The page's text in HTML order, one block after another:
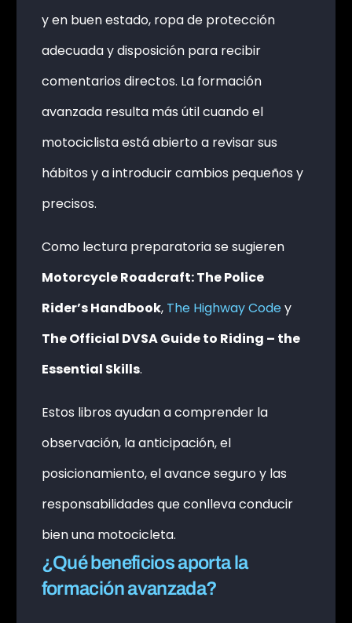
y en buen estado, ropa de protección
adecuada y disposición para recibir
comentarios directos. La formación
avanzada resulta más útil cuando el
motociclista está abierto a revisar sus
hábitos y a introducir cambios pequeños y
precisos.
Como lectura preparatoria se sugieren
Motorcycle Roadcraft: The Police
Rider’s Handbook, The Highway Codey
The Official DVSA Guide to Riding – the
Essential Skills.
Estos libros ayudan a comprender la
observación, la anticipación, el
posicionamiento, el avance seguro y las
responsabilidades que conlleva conducir
bien una motocicleta.
¿Qué beneficios aporta la
formación avanzada?